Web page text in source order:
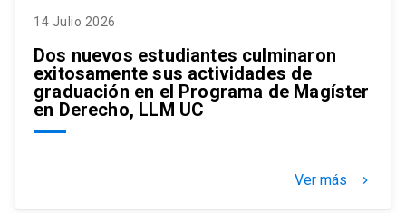
14 Julio 2026
Dos nuevos estudiantes culminaron
exitosamente sus actividades de
graduación en el Programa de Magíster
en Derecho, LLM UC
Ver más keyboard_arrow_right